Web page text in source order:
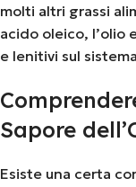
molti altri grassi
acido oleico, l’olio
e lenitivi sul
Sapore
Esiste una certa